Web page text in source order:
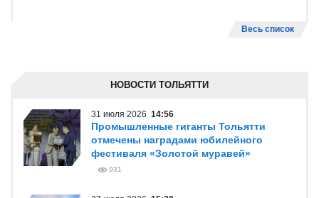
Весь список
НОВОСТИ ТОЛЬЯТТИ
31 июля 2026 14:56
Промышленные гиганты Тольятти
отмечены наградами юбилейного
фестиваля «Золотой муравей»
931